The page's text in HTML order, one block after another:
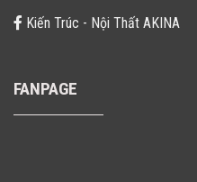
Kiến Trúc - Nội Thất AKINA
FANPAGE